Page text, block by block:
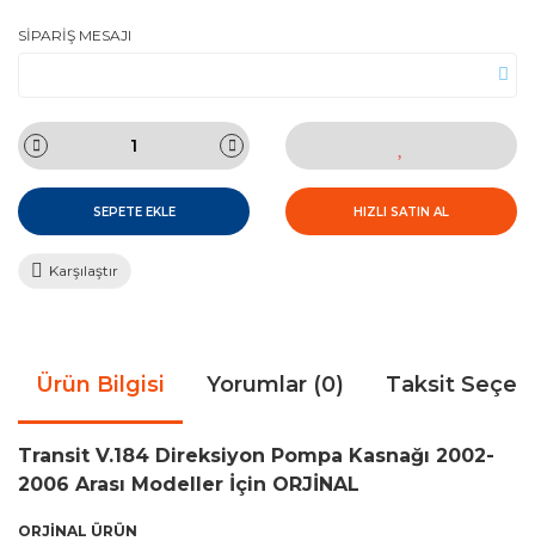
SİPARİŞ MESAJI
SEPETE EKLE HIZLI SATIN AL
Karşılaştır
Ürün Bilgisi Yorumlar (0) Taksit
Transit V.184 Direksiyon Pompa Kasnağı 2002-
2006 Arası Modeller İçin ORJİNAL
ORJİNAL ÜRÜN